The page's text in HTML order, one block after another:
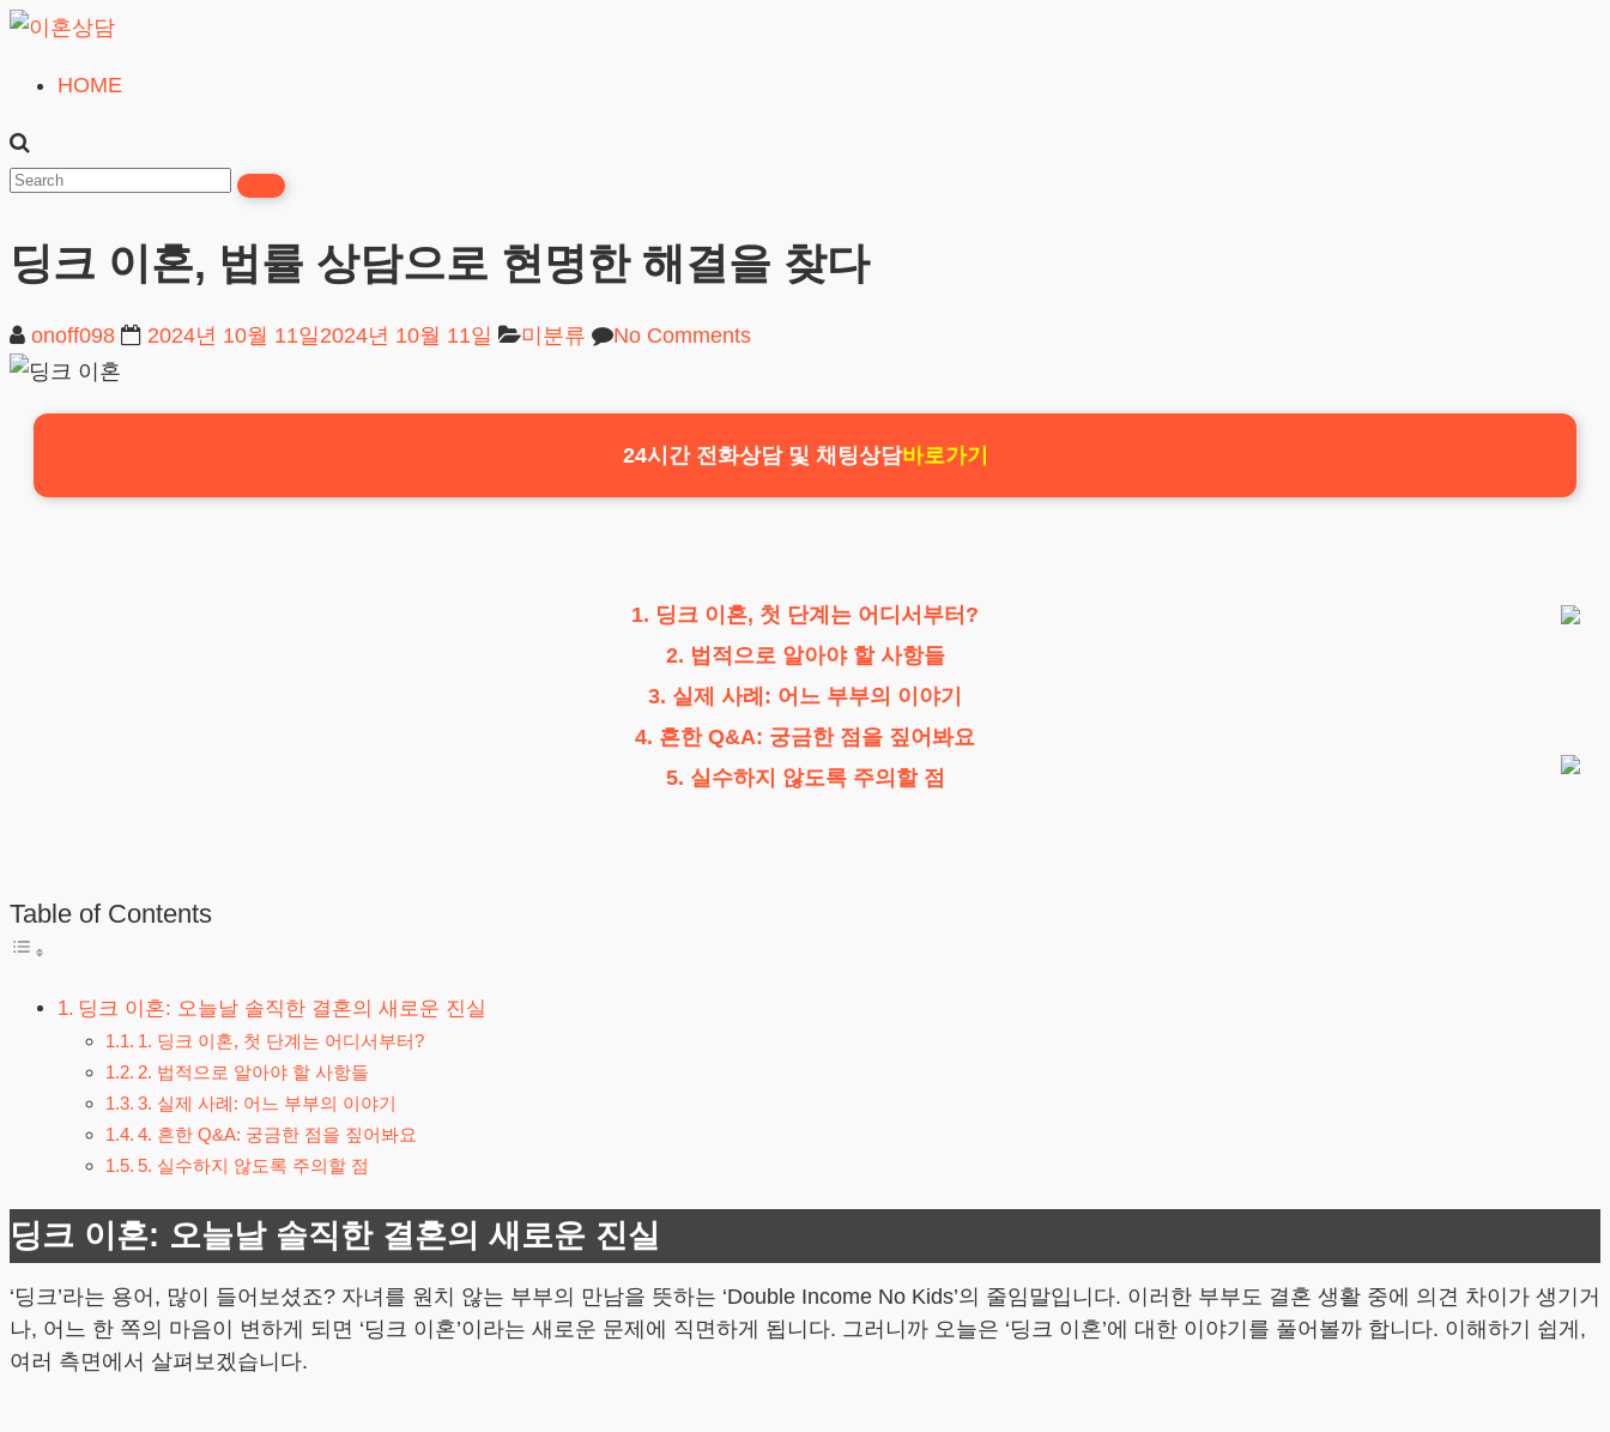
Skip
content
혼
상
24시간365일
HOME
딩크 이혼, 법률 상담으로 현명한 해결을 찾다
onoff098 2024년 10월 11일 2024년 10월 11일 미분류 No Comments
24시간 전화상담 및 채팅상담바로가기
1. 딩크 이혼, 첫 단계는 어디서부터?
2. 법적으로 알아야 할 사항들
3. 실제 사례: 어느 부부의 이야기
4. 흔한 Q&A: 궁금한 점을 짚어봐요
5. 실수하지 않도록 주의할 점
Table of Contents
딩크 이혼: 오늘날 솔직한 결혼의 새로운 진실
1. 딩크 이혼, 첫 단계는 어디서부터?
2. 법적으로 알아야 할 사항들
3. 실제 사례: 어느 부부의 이야기
4. 흔한 Q&A: 궁금한 점을 짚어봐요
5. 실수하지 않도록 주의할 점
딩크 이혼: 오늘날 솔직한 결혼의 새로운 진실
‘딩크’라는 용어, 많이 들어보셨죠? 자녀를 원치 않는 부부의 만남을 뜻하는 ‘Double Income No Kids’의 줄임말입니다. 이러한 부부도 결혼 생활 중에 의견 차이가 생기거
나, 어느 한 쪽의 마음이 변하게 되면 ‘딩크 이혼’이라는 새로운 문제에 직면하게 됩니다. 그러니까 오늘은 ‘딩크 이혼’에 대한 이야기를 풀어볼까 합니다. 이해하기 쉽게,
여러 측면에서 살펴보겠습니다.